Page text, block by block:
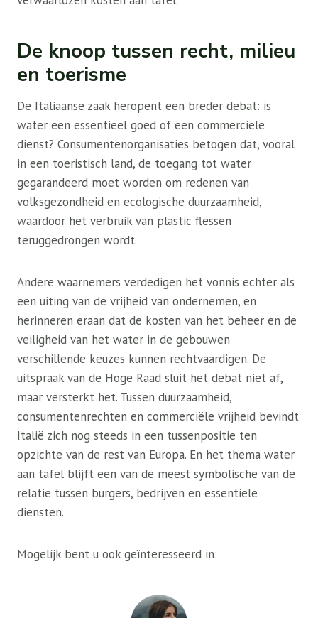
De knoop tussen recht, milieu
en toerisme
De Italiaanse zaak heropent een breder debat: is
water een essentieel goed of een commerciële
dienst? Consumentenorganisaties betogen dat, vooral
in een toeristisch land, de toegang tot water
gegarandeerd moet worden om redenen van
volksgezondheid en ecologische duurzaamheid,
waardoor het verbruik van plastic flessen
teruggedrongen wordt.
Andere waarnemers verdedigen het vonnis echter als
een uiting van de vrijheid van ondernemen, en
herinneren eraan dat de kosten van het beheer en de
veiligheid van het water in de gebouwen
verschillende keuzes kunnen rechtvaardigen. De
uitspraak van de Hoge Raad sluit het debat niet af,
maar versterkt het. Tussen duurzaamheid,
consumentenrechten en commerciële vrijheid bevindt
Italië zich nog steeds in een tussenpositie ten
opzichte van de rest van Europa. En het thema water
aan tafel blijft een van de meest symbolische van de
relatie tussen burgers, bedrijven en essentiële
diensten.
Mogelijk bent u ook geïnteresseerd in: